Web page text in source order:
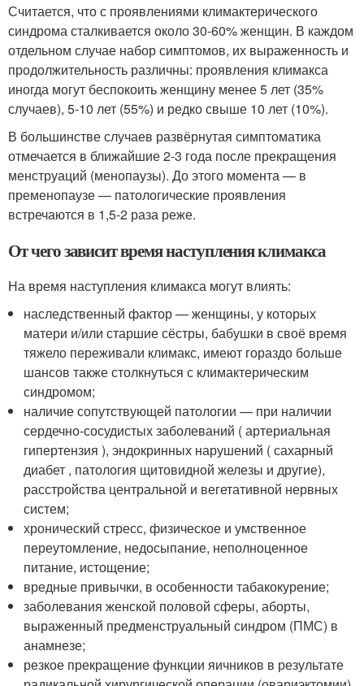
Считается, что с проявлениями климактерического
синдрома сталкивается около 30-60% женщин. В каждом
отдельном случае набор симптомов, их выраженность и
продолжительность различны: проявления климакса
иногда могут беспокоить женщину менее 5 лет (35%
случаев), 5-10 лет (55%) и редко свыше 10 лет (10%).
В большинстве случаев развёрнутая симптоматика
отмечается в ближайшие 2-3 года после прекращения
менструаций (менопаузы). До этого момента — в
пременопаузе — патологические проявления
встречаются в 1,5-2 раза реже.
От чего зависит время наступления климакса
На время наступления климакса могут влиять:
наследственный фактор — женщины, у которых
матери и/или старшие сёстры, бабушки в своё время
тяжело переживали климакс, имеют гораздо больше
шансов также столкнуться с климактерическим
синдромом;
наличие сопутствующей патологии — при наличии
сердечно-сосудистых заболеваний ( артериальная
гипертензия ), эндокринных нарушений ( сахарный
диабет , патология щитовидной железы и другие),
расстройства центральной и вегетативной нервных
систем;
хронический стресс, физическое и умственное
переутомление, недосыпание, неполноценное
питание, истощение;
вредные привычки, в особенности табакокурение;
заболевания женской половой сферы, аборты,
выраженный предменструальный синдром (ПМС) в
анамнезе;
резкое прекращение функции яичников в результате